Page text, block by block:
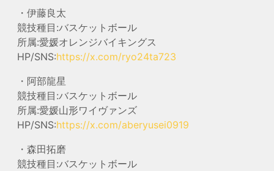
・伊藤良太
競技種目:バスケットボール
所属:愛媛オレンジバイキングス
HP/SNS:https://x.com/ryo24ta723
・阿部龍星
競技種目:バスケットボール
所属:愛媛山形ワイヴァンズ
HP/SNS:https://x.com/aberyusei0919
・森田拓磨
競技種目:バスケットボール